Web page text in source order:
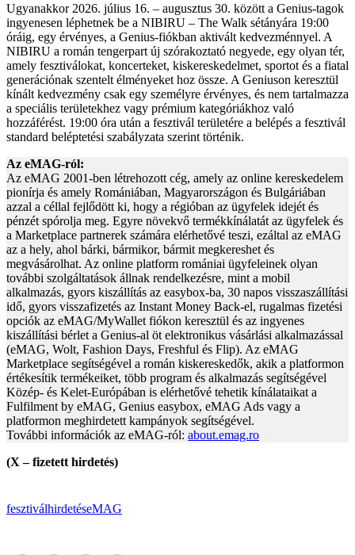
Ugyanakkor 2026. július 16. – augusztus 30. között a Genius-tagok
ingyenesen léphetnek be a NIBIRU – The Walk sétányára 19:00
óráig, egy érvényes, a Genius-fiókban aktivált kedvezménnyel. A
NIBIRU a román tengerpart új szórakoztató negyede, egy olyan tér,
amely fesztiválokat, koncerteket, kiskereskedelmet, sportot és a fiatal
generációnak szentelt élményeket hoz össze. A Geniuson keresztül
kínált kedvezmény csak egy személyre érvényes, és nem tartalmazza
a speciális területekhez vagy prémium kategóriákhoz való
hozzáférést. 19:00 óra után a fesztivál területére a belépés a fesztivál
standard beléptetési szabályzata szerint történik.
Az eMAG-ról:
Az eMAG 2001-ben létrehozott cég, amely az online kereskedelem
pionírja és amely Romániában, Magyarországon és Bulgáriában
azzal a céllal fejlődött ki, hogy a régióban az ügyfelek idejét és
pénzét spórolja meg. Egyre növekvő termékkínálatát az ügyfelek és
a Marketplace partnerek számára elérhetővé teszi, ezáltal az eMAG
az a hely, ahol bárki, bármikor, bármit megkereshet és
megvásárolhat. Az online platform romániai ügyfeleinek olyan
további szolgáltatások állnak rendelkezésre, mint a mobil
alkalmazás, gyors kiszállítás az easybox-ba, 30 napos visszaszállítási
idő, gyors visszafizetés az Instant Money Back-el, rugalmas fizetési
opciók az eMAG/MyWallet fiókon keresztül és az ingyenes
kiszállítási bérlet a Genius-al öt elektronikus vásárlási alkalmazással
(eMAG, Wolt, Fashion Days, Freshful és Flip). Az eMAG
Marketplace segítségével a román kiskereskedők, akik a platformon
értékesítik termékeiket, több program és alkalmazás segítségével
Közép- és Kelet-Európában is elérhetővé tehetik kínálataikat a
Fulfilment by eMAG, Genius easybox, eMAG Ads vagy a
platformon meghirdetett kampányok segítségével.
További információk az eMAG-ról: about.emag.ro
(X – fizetett hirdetés)
fesztiválhirdetéseMAG